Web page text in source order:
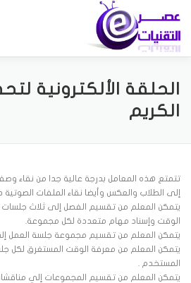
content
الحلقة الألكترونية
الكريم
تتمتع هذه المعامل بدرجة عالية جدا من نقاء
إلى الطلاب والعكس وأيضا نقاء الملفات الصوتية
يتمكن المعلم من تقسيم الفصل إلى ثلاث
الوقت وإسناد مهام متعددة لكل مجموعة.
يتمكن المعلم من تقسيم مجموعة جلسة العمل
يتمكن المعلم من معرفة الوقت المستغرق لكل
المستخدم .
يتمكن المعلم من تقسيم المجموعات إلي